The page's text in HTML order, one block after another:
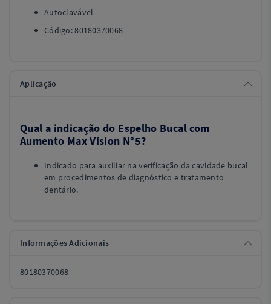
Autoclavável
Código: 80180370068
Aplicação
Qual a indicação do Espelho Bucal com
Aumento Max Vision N°5?
Indicado para auxiliar na verificação da cavidade bucal
em procedimentos de diagnóstico e tratamento
dentário.
Informações Adicionais
80180370068